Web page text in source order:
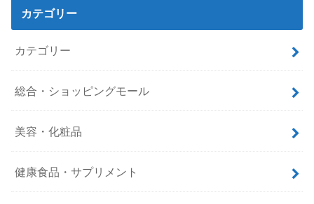
カテゴリー
カテゴリー
総合・ショッピングモール
美容・化粧品
健康食品・サプリメント